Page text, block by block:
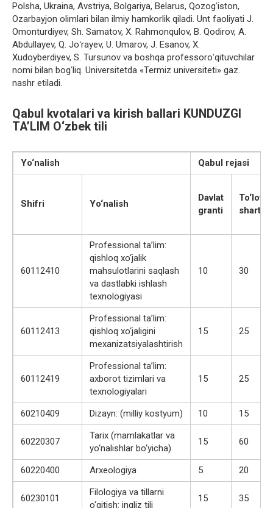
Polsha, Ukraina, Avstriya, Bolgariya, Belarus, Qozogʻiston,
Ozarbayjon olimlari bilan ilmiy hamkorlik qiladi. Unt faoliyati J.
Omonturdiyev, Sh. Samatov, X. Rahmonqulov, B. Qodirov, A.
Abdullayev, Q. Joʻrayev, U. Umarov, J. Esanov, X.
Xudoyberdiyev, S. Tursunov va boshqa professoroʻqituvchilar
nomi bilan bogʻliq. Universitetda «Termiz universiteti» gaz.
nashr etiladi.
Qabul kvotalari va kirish ballari KUNDUZGI
TA’LIM O‘zbek tili
Yo‘nalish Qabul rejasi
Shifri Yo‘nalish
Davlat
granti
To‘lov
60112410
Professional ta’lim:
qishloq xo‘jalik
mahsulotlarini saqlash
va dastlabki ishlash
texnologiyasi
10 30
60112413
Professional ta’lim:
qishloq xo‘jaligini
mexanizatsiyalashtirish
15 25
60112419
Professional ta’lim:
axborot tizimlari va
texnologiyalari
15 25
60210409 Dizayn: (milliy kostyum) 10 15
60220307
Tarix (mamlakatlar va
yo‘nalishlar bo‘yicha)
15 60
60220400 Arxeologiya 5 20
60230101
Filologiya va tillarni
o‘qitish: ingliz tili
15 35